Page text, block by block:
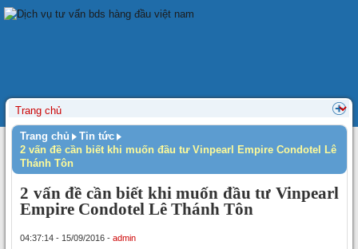
Trang chủ
Tin tức
2 vấn đề cần biết khi muốn đầu tư Vinpearl Empire Condotel Lê
Thánh Tôn
2 vấn đề cần biết khi muốn đầu tư Vinpearl
Empire Condotel Lê Thánh Tôn
04:37:14 - 15/09/2016 - admin